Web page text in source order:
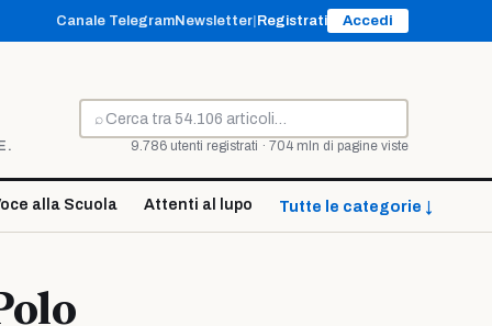
Canale TelegramNewsletter Registrati Accedi
⌕
Cerca
9.786 utenti registrati · 704 mln di pagine viste
alla Scuola Attenti al lupo Tutte le categorie ↓